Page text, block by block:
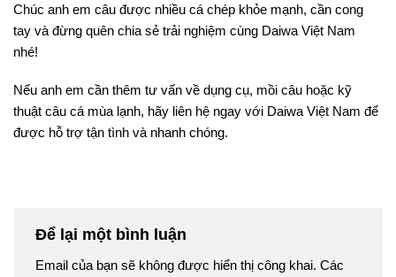
Chúc anh em câu được nhiều cá chép khỏe mạnh, cần cong
tay và đừng quên chia sẻ trải nghiệm cùng Daiwa Việt Nam
nhé!
Nếu anh em cần thêm tư vấn về dụng cụ, mồi câu hoặc kỹ
thuật câu cá mùa lạnh, hãy liên hệ ngay với Daiwa Việt Nam để
được hỗ trợ tận tình và nhanh chóng.
Để lại một bình luận
Email của bạn sẽ không được hiển thị công khai. Các